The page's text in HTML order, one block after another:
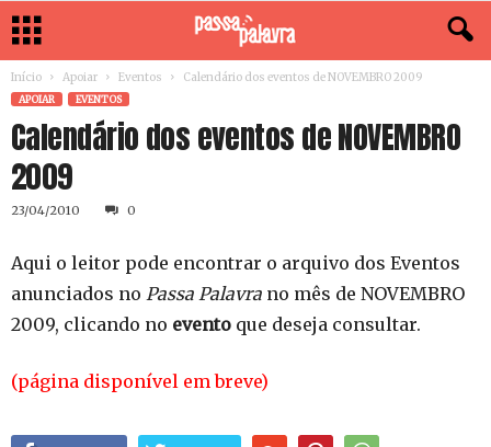
Início Apoiar Eventos Calendário dos eventos de NOVEMBRO 2009
APOIAR EVENTOS
Calendário dos eventos de NOVEMBRO
2009
23/04/2010 0
Aqui o leitor pode encontrar o arquivo dos Eventos
anunciados no Passa Palavra no mês de NOVEMBRO
2009, clicando no evento que deseja consultar.
(página disponível em breve)